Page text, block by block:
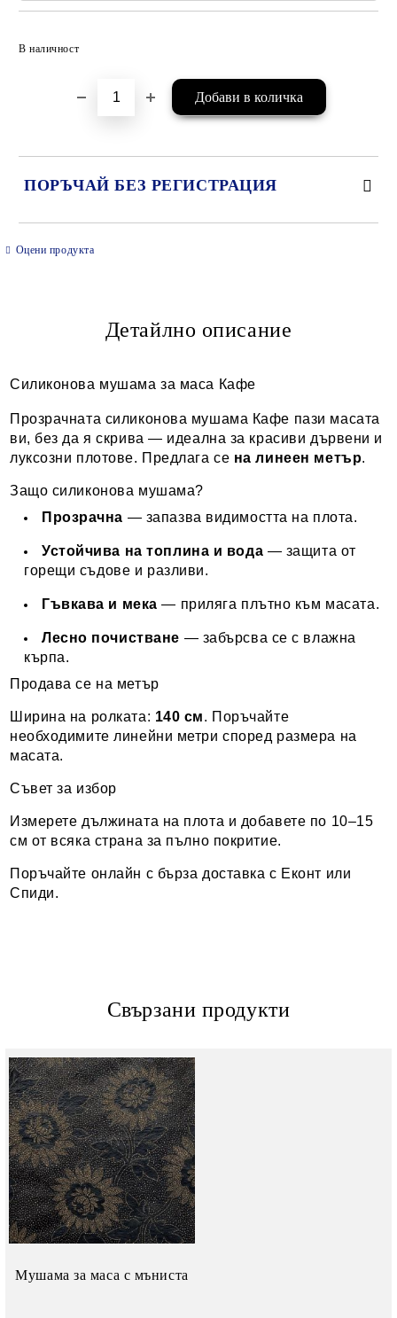
В наличност
ПОРЪЧАЙ БЕЗ РЕГИСТРАЦИЯ
Ние ще се свържем с вас в рамките на работния ден.
Оцени продукта
Детайлно описание
Силиконова мушама за маса Кафе
Прозрачната силиконова мушама Кафе пази масата
ви, без да я скрива — идеална за красиви дървени и
луксозни плотове. Предлага се на линеен метър.
Защо силиконова мушама?
Прозрачна — запазва видимостта на плота.
Устойчива на топлина и вода — защита от
горещи съдове и разливи.
Гъвкава и мека — приляга плътно към масата.
Лесно почистване — забърсва се с влажна
кърпа.
Продава се на метър
Ширина на ролката: 140 см. Поръчайте
необходимите линейни метри според размера на
масата.
Съвет за избор
Измерете дължината на плота и добавете по 10–15
см от всяка страна за пълно покритие.
Поръчайте онлайн с бърза доставка с Еконт или
Спиди.
Свързани продукти
Мушама за маса с мъниста